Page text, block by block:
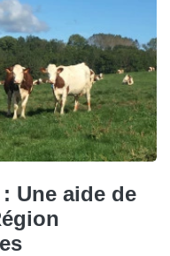
Une aide de